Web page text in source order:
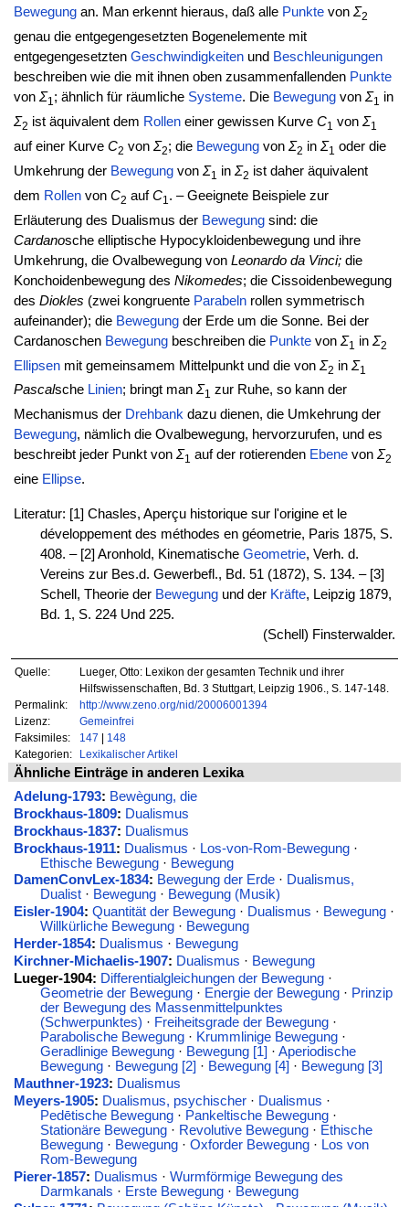
Bewegungan. Man erkennt hieraus, daß alle Punktevon Σ2
genau die entgegengesetzten Bogenelemente mit
entgegengesetzten Geschwindigkeitenund Beschleunigungen
beschreiben wie die mit ihnen oben zusammenfallenden Punkte
von Σ1; ähnlich für räumliche Systeme. Die Bewegungvon Σ1 in
Σ2 ist äquivalent dem Rolleneiner gewissen Kurve C1 von Σ1
auf einer Kurve C2 von Σ2; die Bewegungvon Σ2 in Σ1 oder die
Umkehrung der Bewegungvon Σ1 in Σ2 ist daher äquivalent
dem Rollenvon C2 aufC1 . –Geeignete Beispiele zur
Erläuterung des Dualismus der Bewegungsind: die
Cardanosche elliptische Hypocykloidenbewegung und ihre
Umkehrung, die Ovalbewegung von Leonardo da Vinci;die
Konchoidenbewegung des Nikomedes; die Cissoidenbewegung
des Diokles (zwei kongruente Parabelnrollen symmetrisch
aufeinander); die Bewegungder Erde um die Sonne. Bei der
Cardanoschen Bewegungbeschreiben die Punktevon Σ1 in Σ2
Ellipsenmit gemeinsamem Mittelpunkt und die von Σ2 in Σ1
Pascalsche Linien; bringt man Σ1 zur Ruhe, so kann der
Mechanismus der Drehbankdazu dienen, die Umkehrung der
Bewegung, nämlich die Ovalbewegung, hervorzurufen, und es
beschreibt jeder Punkt von Σ1 auf der rotierenden Ebenevon Σ2
eine Ellipse.
Literatur: [1] Chasles, Aperçu historique sur l'origine et le
développement des méthodes en géometrie, Paris 1875, S.
408. – [2] Aronhold, Kinematische Geometrie, Verh. d.
Vereins zur Bes.d. Gewerbefl., Bd. 51 (1872), S. 134. – [3]
Schell, Theorie der Bewegungund der Kräfte, Leipzig 1879,
Bd. 1, S. 224 Und 225.
(Schell) Finsterwalder.
Quelle:
Lueger, Otto: Lexikon der gesamten Technik und ihrer
Hilfswissenschaften, Bd. 3 Stuttgart, Leipzig 1906., S. 147-148.
Permalink:
http://www.zeno.org/nid/20006001394
Lizenz:
Gemeinfrei
Faksimiles:
147 | 148
Kategorien:
Lexikalischer Artikel
Ähnliche Einträge in anderen Lexika
Adelung-1793: Bewègung, die
Brockhaus-1809: Dualismus
Brockhaus-1837: Dualismus
Brockhaus-1911: Dualismus · Los-von-Rom-Bewegung·
Ethische Bewegung· Bewegung
DamenConvLex-1834: Bewegung der Erde· Dualismus,
Dualist· Bewegung· Bewegung (Musik)
Eisler-1904: Quantität der Bewegung· Dualismus · Bewegung·
Willkürliche Bewegung· Bewegung
Herder-1854: Dualismus · Bewegung
Kirchner-Michaelis-1907: Dualismus · Bewegung
Lueger-1904: Differentialgleichungen der Bewegung·
Geometrie der Bewegung· Energie der Bewegung· Prinzip
der Bewegung des Massenmittelpunktes
(Schwerpunktes) · Freiheitsgrade der Bewegung·
Parabolische Bewegung· Krummlinige Bewegung·
Geradlinige Bewegung· Bewegung [1] · Aperiodische
Bewegung· Bewegung [2] · Bewegung [4] · Bewegung [3]
Mauthner-1923: Dualismus
Meyers-1905: Dualismus, psychischer· Dualismus ·
Pedētische Bewegung· Pankeltische Bewegung·
Stationäre Bewegung· Revolutive Bewegung· Ethische
Bewegung· Bewegung· Oxforder Bewegung· Los von
Rom-Bewegung
Pierer-1857: Dualismus · Wurmförmige Bewegung des
Darmkanals · Erste Bewegung· Bewegung